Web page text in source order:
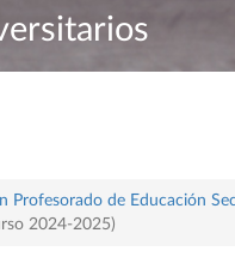
Profesorado de Educación
2024-2025)